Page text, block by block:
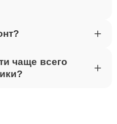
чаще всего